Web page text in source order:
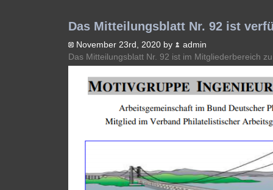
Das Mitteilungsblatt Nr. 92 ist
November 23rd, 2020 by
admin
Das Mitteilungsblatt Nr. 92 ist im Mitgliederbereich